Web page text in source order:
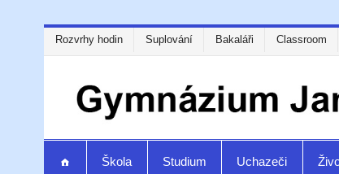
Rozvrhy hodin Suplování Bakaláři Classroom
Škola Studium Uchazeči